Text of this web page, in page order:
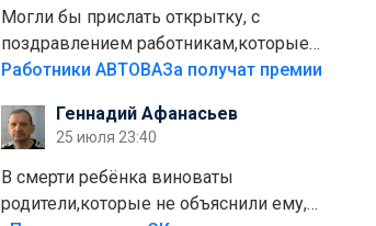
Могли бы прислать открытку, с
поздравлением работникам,которые
больше сорока лет отработали на
Работники АВТОВАЗа получат премии
Геннадий Афанасьев
25 июля 23:40
В смерти ребёнка виноваты
родители,которые не объяснили ему,